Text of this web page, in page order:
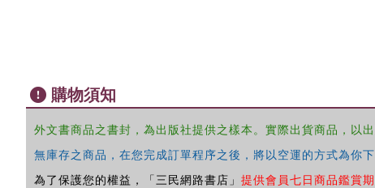
購物須知
外文書商品之書封，為出版社提供之樣本。實際出貨商品，以
無庫存之商品，在您完成訂單程序之後，將以空運的方式為你
為了保護您的權益，「三民網路書店」 提供會員七日商品鑑賞期